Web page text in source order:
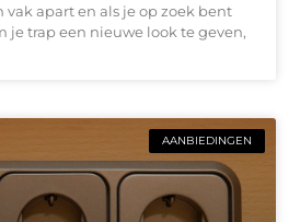
vak apart en als je op zoek bent
je trap een nieuwe look te geven,
AANBIEDINGEN